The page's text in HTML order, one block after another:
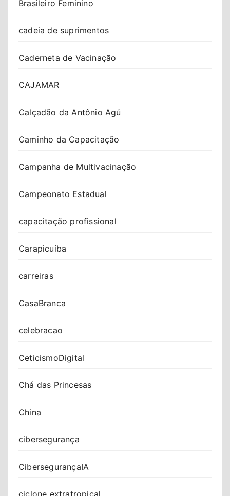
Brasileiro Feminino
cadeia de suprimentos
Caderneta de Vacinação
CAJAMAR
Calçadão da Antônio Agú
Caminho da Capacitação
Campanha de Multivacinação
Campeonato Estadual
capacitação profissional
Carapicuíba
carreiras
CasaBranca
celebracao
CeticismoDigital
Chá das Princesas
China
cibersegurança
CibersegurançaIA
ciclone extratropical